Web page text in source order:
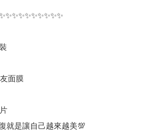
面膜
就是讓自己越來越美💯